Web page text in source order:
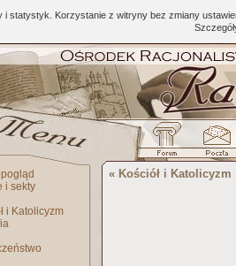
statystyk. Korzystanie z witryny bez zmiany
i sekty
i Katolicyzm
« Kościół i Katolicyzm